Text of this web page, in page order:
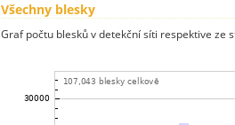
Všechny blesky
Graf počtu blesků v detekční síti respektive ze